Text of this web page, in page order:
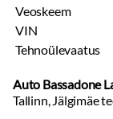
Veoskeem
VIN
Tehnoülevaatus
Auto Bassadone
Tallinn, Jälgimäe